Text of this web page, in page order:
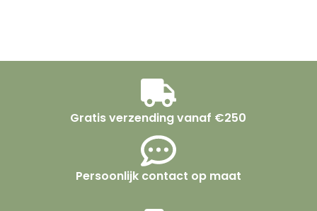
Gratis verzending vanaf €250
Persoonlijk contact op maat